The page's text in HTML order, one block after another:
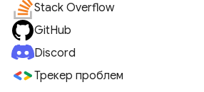
Stack Overflow
GitHub
Discord
Трекер проблем